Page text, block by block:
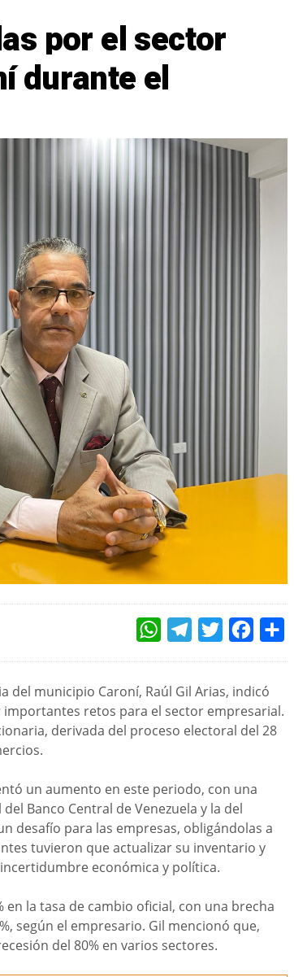
por el sector
durante el
WHATSAPPTELEGRAMTWITTERFACEBOOK
del municipio Caroní, Raúl Gil Arias, indicó
retos para el sector empresarial.
derivada del proceso electoral del 28
un aumento en este periodo, con una
Banco Central de Venezuela y la del
desafío para las empresas, obligándolas a
tuvieron que actualizar su inventario y
económica y política.
la tasa de cambio oficial, con una brecha
según el empresario. Gil mencionó que,
del 80% en varios sectores.